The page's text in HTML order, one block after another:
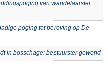
van wandelaarster
poging tot beroving op De
in bosschage: bestuurster gewond